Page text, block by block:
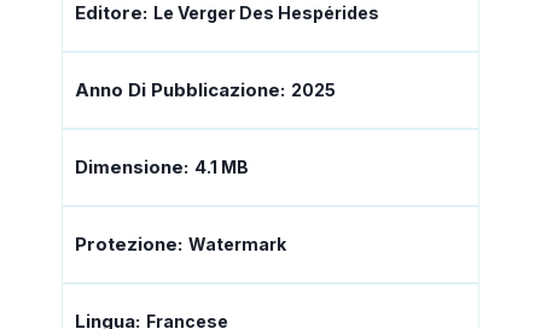
Editore: Le Verger Des Hespérides
Anno Di Pubblicazione: 2025
Dimensione: 4.1 MB
Protezione: Watermark
Lingua: Francese